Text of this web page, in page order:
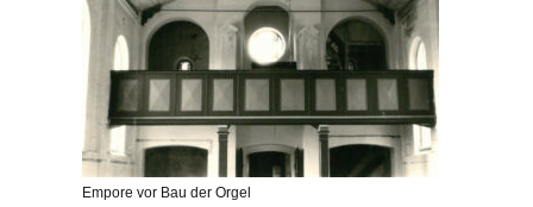
Empore vor Bau der Orgel